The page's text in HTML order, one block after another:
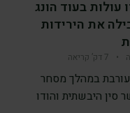
עולות בעוד הונג
את הירידות
• 7 דק’ קריאה
במהלך מסחר
כאשר סין היבשתית והודו